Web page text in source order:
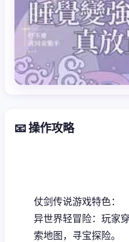
📧 操作攻略
仗剑传说游戏特色：
异世界轻冒险：玩家
索地图，寻宝探险。